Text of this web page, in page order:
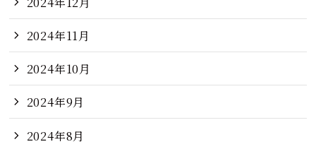
2024年11月
2024年10月
2024年9月
2024年8月